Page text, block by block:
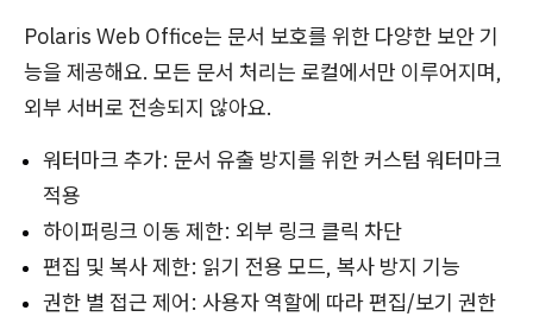
Polaris Web Office는 문서 보호를 위한 다양한 보안 기
능을 제공해요. 모든 문서 처리는 로컬에서만 이루어지며,
외부 서버로 전송되지 않아요.
워터마크 추가: 문서 유출 방지를 위한 커스텀 워터마크
적용
하이퍼링크 이동 제한: 외부 링크 클릭 차단
편집 및 복사 제한: 읽기 전용 모드, 복사 방지 기능
권한 별 접근 제어: 사용자 역할에 따라 편집/보기 권한